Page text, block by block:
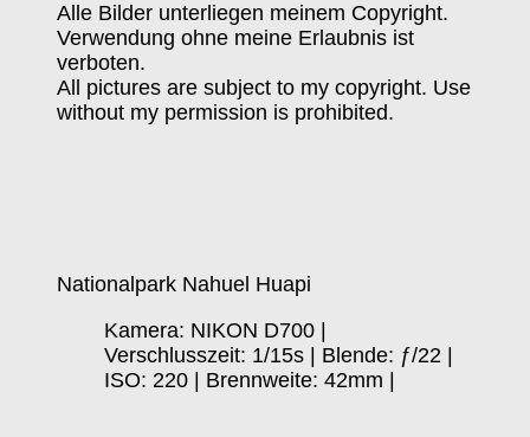
Alle Bilder unterliegen meinem Copyright.
Verwendung ohne meine Erlaubnis ist
verboten.
All pictures are subject to my copyright. Use
without my permission is prohibited.
Nationalpark Nahuel Huapi
Kamera: NIKON D700 |
Verschlusszeit: 1/15s | Blende: ƒ/22 |
ISO: 220 | Brennweite: 42mm |